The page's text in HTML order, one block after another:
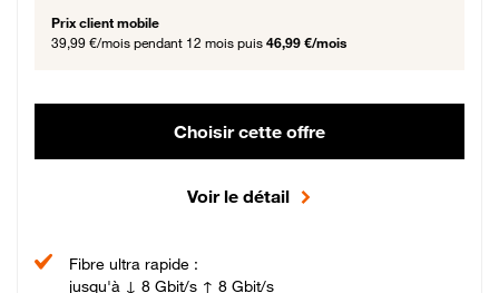
Prix client mobile
39,99 €/mois pendant 12 mois puis 46,99 €/mois
Choisir cette offre
Voir le détail
Fibre ultra rapide :
jusqu'à ↓ 8 Gbit/s ↑ 8 Gbit/s